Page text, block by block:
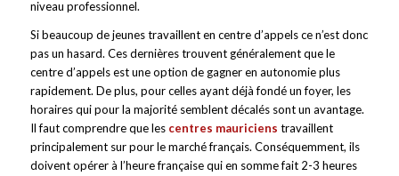
niveau professionnel.
Si beaucoup de jeunes travaillent en centre d’appels ce n’est donc
pas un hasard. Ces dernières trouvent généralement que le
centre d’appels est une option de gagner en autonomie plus
rapidement. De plus, pour celles ayant déjà fondé un foyer, les
horaires qui pour la majorité semblent décalés sont un avantage.
Il faut comprendre que les centres mauriciens travaillent
principalement sur pour le marché français. Conséquemment, ils
doivent opérer à l’heure française qui en somme fait 2-3 heures